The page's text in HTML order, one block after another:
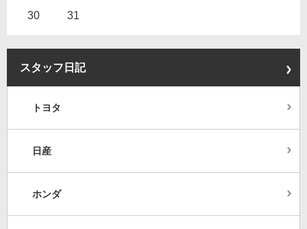
30 31
スタッフ日記
トヨタ
日産
ホンダ